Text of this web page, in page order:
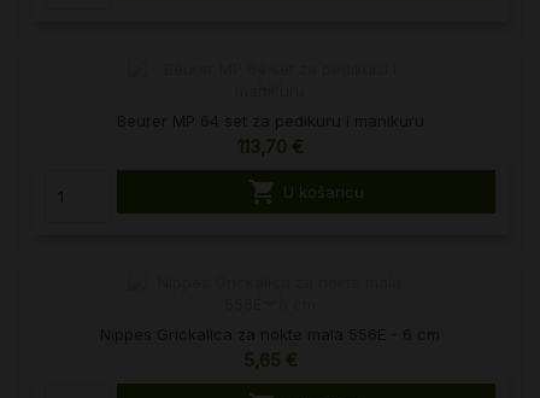
113,70 €
 U košaricu
5,65 €